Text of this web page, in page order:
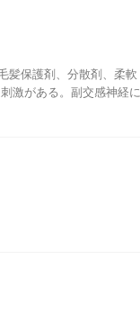
髪保護剤、分散剤、柔軟
激がある。副交感神経に